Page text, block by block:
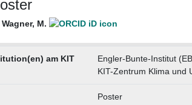
Wagner, M.
am KIT
Engler-Bunte-Institut
KIT-Zentrum Klima und
Poster